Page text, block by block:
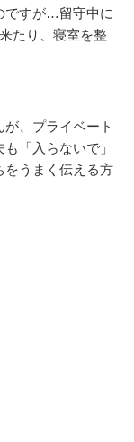
ですが…留守中に
たり、寝室を整
、プライベート
「入らないで」
をうまく伝える方